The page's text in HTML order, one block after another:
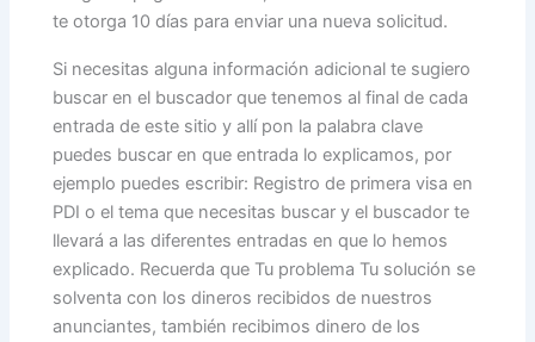
te otorga 10 días para enviar una nueva solicitud.
Si necesitas alguna información adicional te sugiero
buscar en el buscador que tenemos al final de cada
entrada de este sitio y allí pon la palabra clave
puedes buscar en que entrada lo explicamos, por
ejemplo puedes escribir: Registro de primera visa en
PDI o el tema que necesitas buscar y el buscador te
llevará a las diferentes entradas en que lo hemos
explicado. Recuerda que Tu problema Tu solución se
solventa con los dineros recibidos de nuestros
anunciantes, también recibimos dinero de los